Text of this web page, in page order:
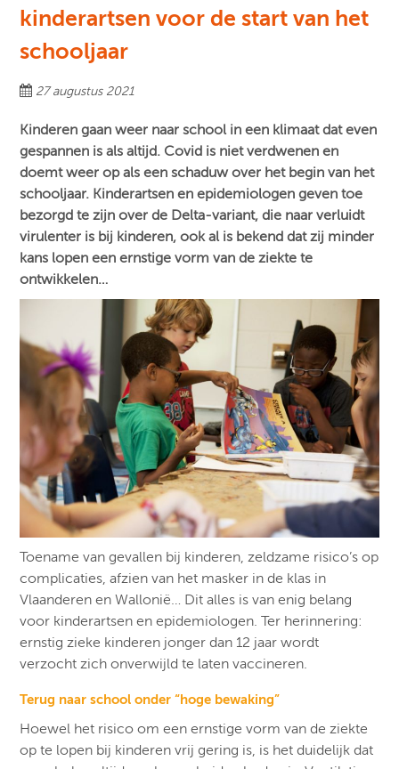
kinderartsen voor de start van het
schooljaar
27 augustus 2021
Kinderen gaan weer naar school in een klimaat dat even
gespannen is als altijd. Covid is niet verdwenen en
doemt weer op als een schaduw over het begin van het
schooljaar. Kinderartsen en epidemiologen geven toe
bezorgd te zijn over de Delta-variant, die naar verluidt
virulenter is bij kinderen, ook al is bekend dat zij minder
kans lopen een ernstige vorm van de ziekte te
ontwikkelen…
Toename van gevallen bij kinderen, zeldzame risico’s op
complicaties, afzien van het masker in de klas in
Vlaanderen en Wallonië… Dit alles is van enig belang
voor kinderartsen en epidemiologen. Ter herinnering:
ernstig zieke kinderen jonger dan 12 jaar wordt
verzocht zich onverwijld te laten vaccineren.
Terug naar school onder “hoge bewaking”
Hoewel het risico om een ernstige vorm van de ziekte
op te lopen bij kinderen vrij gering is, is het duidelijk dat